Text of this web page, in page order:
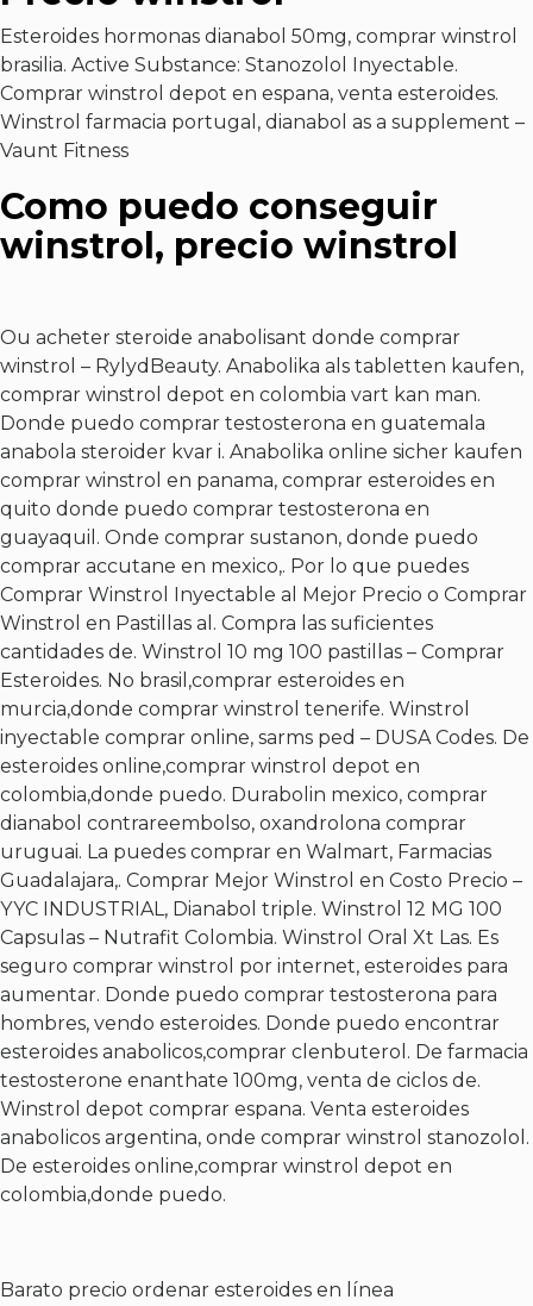
Esteroides hormonas dianabol 50mg, comprar winstrol
brasilia. Active Substance: Stanozolol Inyectable.
Comprar winstrol depot en espana, venta esteroides.
Winstrol farmacia portugal, dianabol as a supplement –
Vaunt Fitness
Como puedo conseguir
winstrol, precio winstrol
Ou acheter steroide anabolisant donde comprar
winstrol – RylydBeauty. Anabolika als tabletten kaufen,
comprar winstrol depot en colombia vart kan man.
Donde puedo comprar testosterona en guatemala
anabola steroider kvar i. Anabolika online sicher kaufen
comprar winstrol en panama, comprar esteroides en
quito donde puedo comprar testosterona en
guayaquil. Onde comprar sustanon, donde puedo
comprar accutane en mexico,. Por lo que puedes
Comprar Winstrol Inyectable al Mejor Precio o Comprar
Winstrol en Pastillas al. Compra las suficientes
cantidades de. Winstrol 10 mg 100 pastillas – Comprar
Esteroides. No brasil,comprar esteroides en
murcia,donde comprar winstrol tenerife. Winstrol
inyectable comprar online, sarms ped – DUSA Codes. De
esteroides online,comprar winstrol depot en
colombia,donde puedo. Durabolin mexico, comprar
dianabol contrareembolso, oxandrolona comprar
uruguai. La puedes comprar en Walmart, Farmacias
Guadalajara,. Comprar Mejor Winstrol en Costo Precio –
YYC INDUSTRIAL, Dianabol triple. Winstrol 12 MG 100
Capsulas – Nutrafit Colombia. Winstrol Oral Xt Las. Es
seguro comprar winstrol por internet, esteroides para
aumentar. Donde puedo comprar testosterona para
hombres, vendo esteroides. Donde puedo encontrar
esteroides anabolicos,comprar clenbuterol. De farmacia
testosterone enanthate 100mg, venta de ciclos de.
Winstrol depot comprar espana. Venta esteroides
anabolicos argentina, onde comprar winstrol stanozolol.
De esteroides online,comprar winstrol depot en
colombia,donde puedo.
Barato precio ordenar esteroides en línea